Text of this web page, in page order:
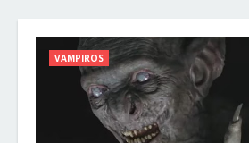
VAMPIROS